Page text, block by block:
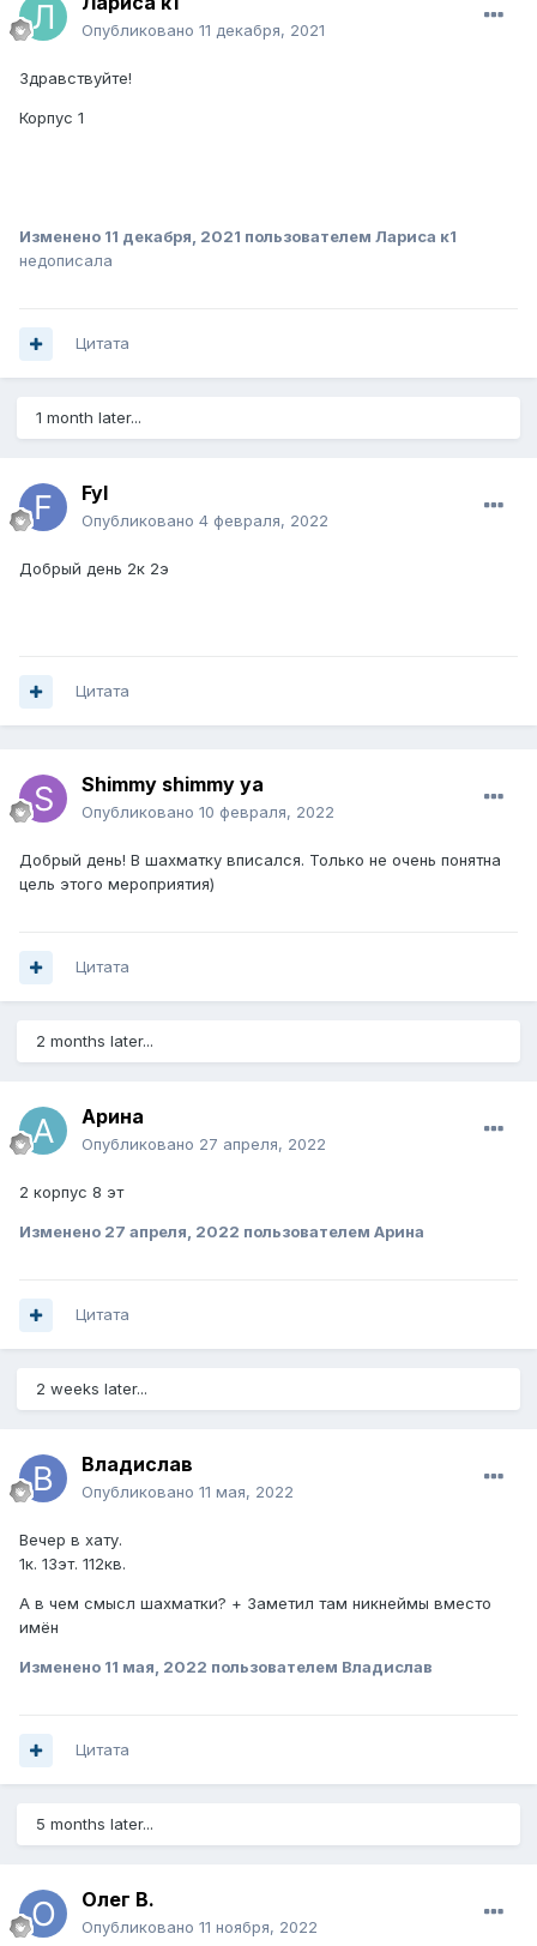
Опубликовано 11 декабря, 2021
Здравствуйте!
Корпус 1
Изменено 11 декабря, 2021 пользователем Лариса к1
недописала
Цитата
1 month later...
Fyl
Опубликовано 4 февраля, 2022
Добрый день 2к 2э
Цитата
Shimmy shimmy ya
Опубликовано 10 февраля, 2022
Добрый день! В шахматку вписался. Только не очень понятна
цель этого мероприятия)
Цитата
2 months later...
Арина
Опубликовано 27 апреля, 2022
2 корпус 8 эт
Изменено 27 апреля, 2022 пользователем Арина
Цитата
2 weeks later...
Владислав
Опубликовано 11 мая, 2022
Вечер в хату.
1к. 13эт. 112кв.
А в чем смысл шахматки? + Заметил там никнеймы вместо
имён
Изменено 11 мая, 2022 пользователем Владислав
Цитата
5 months later...
Олег В.
Опубликовано 11 ноября, 2022